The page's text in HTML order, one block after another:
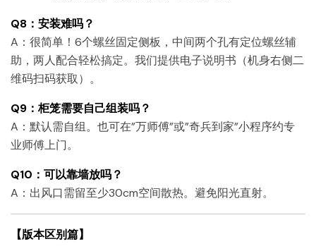
Q8：安装难吗？
A：很简单！6个螺丝固定侧板，中间两个孔有定位螺丝辅
助，两人配合轻松搞定。我们提供电子说明书（机身右侧二
维码扫码获取）。
Q9：柜笼需要自己组装吗？
A：默认需自组。也可在”万师傅”或”奇兵到家”小程序约专
业师傅上门。
Q10：可以靠墙放吗？
A：出风口需留至少30cm空间散热。避免阳光直射。
【版本区别篇】